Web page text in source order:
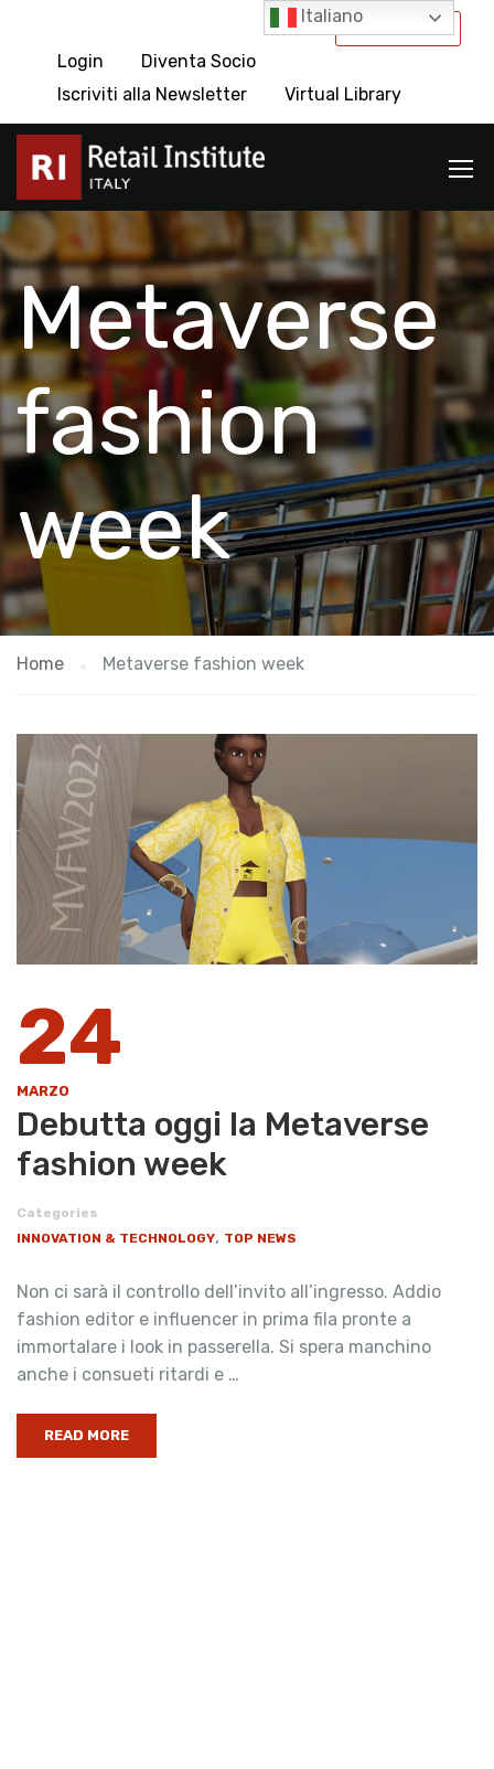
International
Login
Diventa Socio
Iscriviti alla Newsletter
Virtual Library
Metaverse
fashion
week
Home Metaverse fashion week
24
MARZO
Debutta oggi la Metaverse
fashion week
Categories
INNOVATION & TECHNOLOGY, TOP NEWS
Non ci sarà il controllo dell’invito all’ingresso. Addio
fashion editor e influencer in prima fila pronte a
immortalare i look in passerella. Si spera manchino
anche i consueti ritardi e …
READ MORE
Italiano